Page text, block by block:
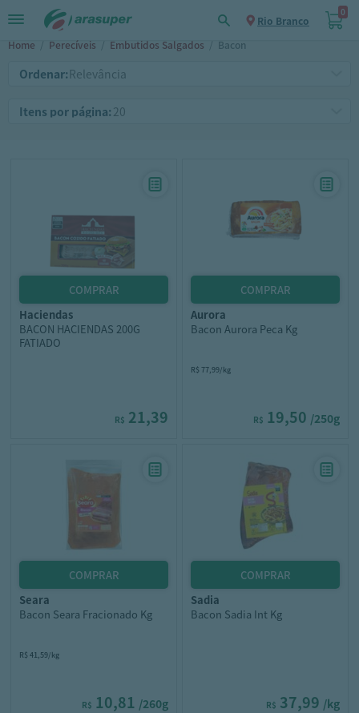
Rio Branco
0
Home / Perecíveis / Embutidos Salgados / Bacon
Ordenar:
Itens por página:
haciendas
BACON HACIENDAS 200G
FATIADO
R$ 21,39
aurora
Bacon Aurora Peca Kg
R$ 77,99/kg
R$ 19,50 /250g
seara
Bacon Seara Fracionado Kg
R$ 41,59/kg
R$ 10,81 /260g
sadia
Bacon Sadia Int Kg
R$ 37,99 /kg